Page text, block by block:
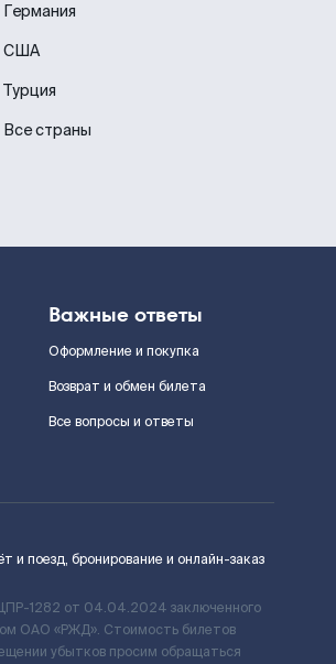
Германия
США
Турция
Все страны
Важные ответы
Оформление и покупка
Возврат и обмен билета
Все вопросы и ответы
и поезд, бронирование и онлайн-заказ
1282 от 04.04.2024 заключенного
ОАО «РЖД». Стоимость билетов
убытков просим обращаться